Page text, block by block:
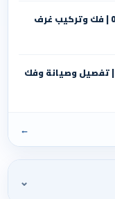
نجار الفيحاء بمكة 0546138860⁩ | فك وتركيب غرف
نجار مكة العوالي 0546138860⁩ | تفصيل وصيانة وفك
←
⌄